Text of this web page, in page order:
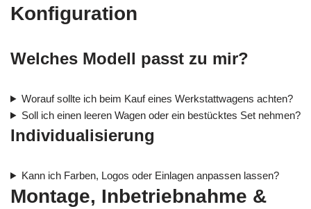
Konfiguration
Welches Modell passt zu mir?
Worauf sollte ich beim Kauf eines Werkstattwagens achten?
Soll ich einen leeren Wagen oder ein bestücktes Set nehmen?
Individualisierung
Kann ich Farben, Logos oder Einlagen anpassen lassen?
Montage, Inbetriebnahme &